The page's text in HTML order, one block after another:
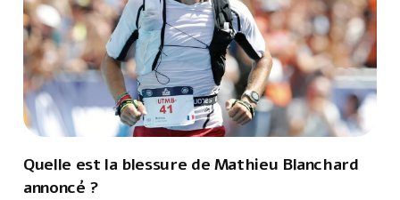
Quelle est la blessure de Mathieu Blanchard
annoncé ?